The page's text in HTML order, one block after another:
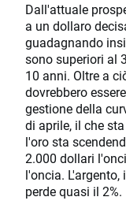
Dall'attuale
a un dollaro
guadagnando
sono superiori al
10 anni. Oltre a
dovrebbero
gestione della
di aprile, il che
l'oro sta
2.000 dollari
l'oncia. L'argento,
perde quasi il 2%.